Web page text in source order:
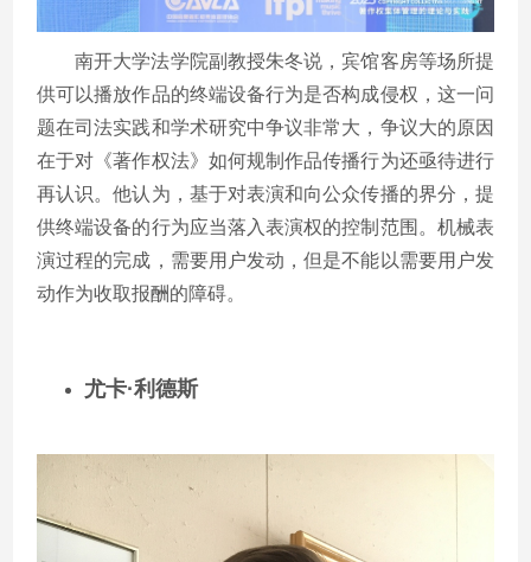
南开大学法学院副教授朱冬说，宾馆客房等场所提
供可以播放作品的终端设备行为是否构成侵权，这一问
题在司法实践和学术研究中争议非常大，争议大的原因
在于对《著作权法》如何规制作品传播行为还亟待进行
再认识。他认为，基于对表演和向公众传播的界分，提
供终端设备的行为应当落入表演权的控制范围。机械表
演过程的完成，需要用户发动，但是不能以需要用户发
动作为收取报酬的障碍。
尤卡·利德斯